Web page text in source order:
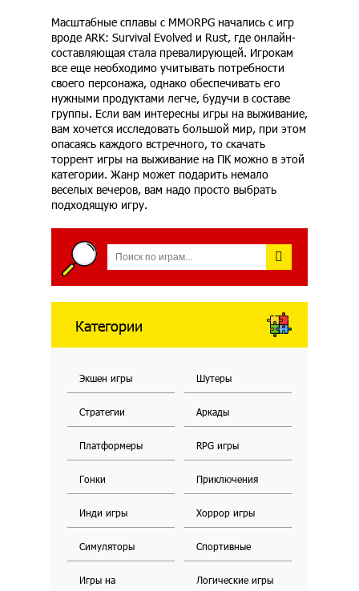
Масштабные сплавы с MMORPG начались с игр
вроде ARK: Survival Evolved и Rust, где онлайн-
составляющая стала превалирующей. Игрокам
все еще необходимо учитывать потребности
своего персонажа, однако обеспечивать его
нужными продуктами легче, будучи в составе
группы. Если вам интересны игры на выживание,
вам хочется исследовать большой мир, при этом
опасаясь каждого встречного, то скачать
торрент игры на выживание на ПК можно в этой
категории. Жанр может подарить немало
веселых вечеров, вам надо просто выбрать
подходящую игру.
Категории
Экшен игры Шутеры
Стратегии Аркады
Платформеры RPG игры
Гонки Приключения
Инди игры Хоррор игры
Симуляторы Спортивные
Игры на
Логические игры